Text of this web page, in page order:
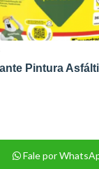
Pintura
Fale por